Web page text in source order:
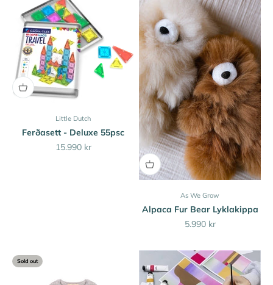
Little Dutch
Ferðasett - Deluxe 55psc
Sale price
15.990 kr
As We Grow
Alpaca Fur Bear Lyklakippa
Sale price
5.990 kr
Sold out